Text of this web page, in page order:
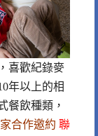
喜歡紀錄麥
年以上的相
餐飲種類，
合作邀約 聯